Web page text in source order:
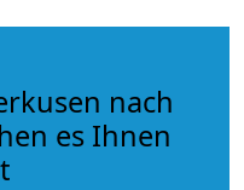
nach
es Ihnen